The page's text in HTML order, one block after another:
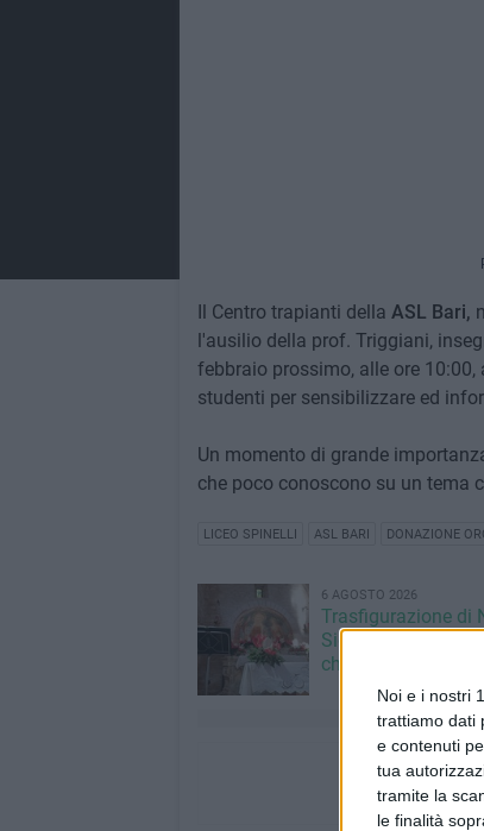
Noi e i nostri
trattiamo dati
e contenuti
tua
tramite la
le finalità
Il Centro trapianti della ASL Bari,
l'ausilio della prof. Triggiani,
febbraio prossimo, alle ore
studenti per sensibilizzare ed
Un momento di grande
che poco conoscono su un tema
LICEO SPINELLI ASL BARI DONAZIONE
6 AGOSTO 2026
Trasfigurazione di
Signore: il
chiesetta del Padre